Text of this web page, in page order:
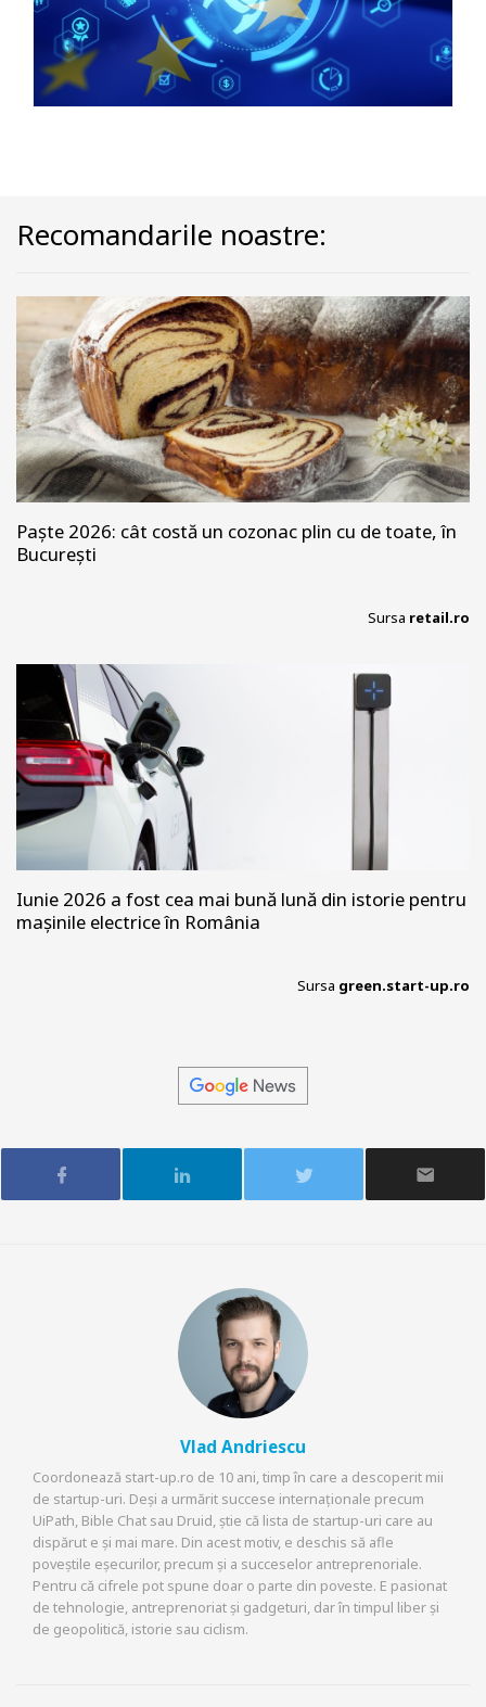
Recomandarile noastre:
Paște 2026: cât costă un cozonac plin cu de toate, în
București
Sursa retail.ro
Iunie 2026 a fost cea mai bună lună din istorie pentru
mașinile electrice în România
Sursa green.start-up.ro
Vlad Andriescu
Coordonează start-up.ro de 10 ani, timp în care a descoperit mii
de startup-uri. Deși a urmărit succese internaționale precum
UiPath, Bible Chat sau Druid, știe că lista de startup-uri care au
dispărut e și mai mare. Din acest motiv, e deschis să afle
poveștile eșecurilor, precum și a succeselor antreprenoriale.
Pentru că cifrele pot spune doar o parte din poveste. E pasionat
de tehnologie, antreprenoriat și gadgeturi, dar în timpul liber și
de geopolitică, istorie sau ciclism.